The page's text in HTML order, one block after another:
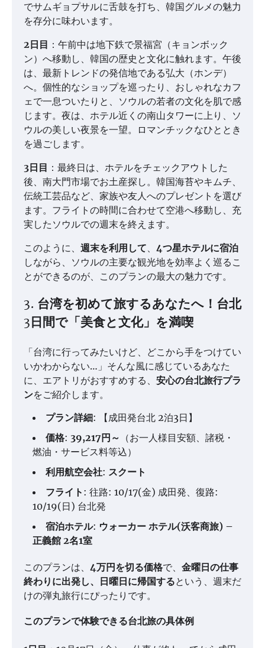
でサムギョプサルに舌鼓を打ち、韓国グルメの魅力
を存分に味わいます。
2日目 ：午前中は地下鉄で景福宮（キョンボック
ン）へ移動し、韓国の歴史と文化に触れます。午後
は、最新トレンドの発信地である弘大（ホンデ）
へ。個性的なショップを巡ったり、おしゃれなカフ
ェで一息ついたりと、ソウルの若者の文化を肌で感
じます。夜は、ホテル近くの南山タワーに上り、ソ
ウルの美しい夜景を一望。ロマンチックなひととき
を過ごします。
3日目 ：最終日は、ホテルをチェックアウトした
後、南大門市場でお土産探し。韓国海苔やキムチ、
伝統工芸品など、家族や友人へのプレゼントを選び
ます。フライトの時間に合わせて空港へ移動し、充
実したソウルでの週末を終えます。
このように、 週末を利用して、 4つ星ホテルに宿泊
しながら、ソウルの主要な観光地を効率よく巡るこ
とができるのが、このプランの最大の魅力です。
3. 台湾を初めて旅するあなたへ！台北
3日間で「美食と文化」を満喫
「台湾に行ってみたいけど、どこから手をつけてい
いかわからない…」そんな風に感じているあなた
に、エアトリがおすすめする、 安心の台北旅行プラ
ンをご紹介します。
プラン詳細: 【成田発台北 2泊3日】
価格: 39,217円～ （お一人様目安額、諸税・
燃油・サービス料等込）
利用航空会社: スクート
フライト : 往路: 10/17(金) 成田発、復路:
10/19(日) 台北発
宿泊ホテル: ウォーカー ホテル(沃客商旅) –
正義館 2名1室
このプランは、 4万円を切る価格で、 金曜日の仕事
終わりに出発し、日曜日に帰国するという、週末だ
けの弾丸旅行にぴったりです。
このプランで体験できる台北旅の具体例